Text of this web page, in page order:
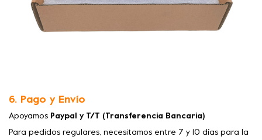
6. Pago y Envío
Apoyamos Paypal y T/T (Transferencia Bancaria)
Para pedidos regulares, necesitamos entre 7 y 10 días para la